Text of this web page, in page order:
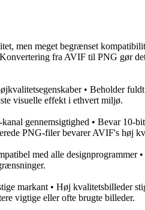
men meget begrænset
fra AVIF til PNG gør
• Beholder
visuelle effekt i ethvert miljø.
gennemsigtighed • Bevar
PNG-filer bevarer AVIF's høj
med alle
markant • Høj kvalitetsbilleder
vigtige eller ofte brugte billeder.